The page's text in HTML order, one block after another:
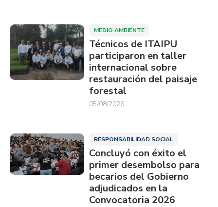
MEDIO AMBIENTE
Técnicos de ITAIPU
participaron en taller
internacional sobre
restauración del paisaje
forestal
05/08/2026
RESPONSABILIDAD SOCIAL
Concluyó con éxito el
primer desembolso para
becarios del Gobierno
adjudicados en la
Convocatoria 2026